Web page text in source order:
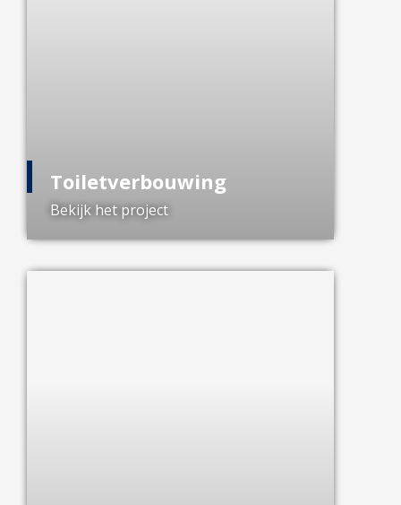
Toiletverbouwing
Bekijk het project